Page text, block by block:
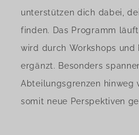
unterstützen dich dabei,
finden. Das Programm
wird durch Workshops und
ergänzt. Besonders
Abteilungsgrenzen hinweg
somit neue Perspektiven